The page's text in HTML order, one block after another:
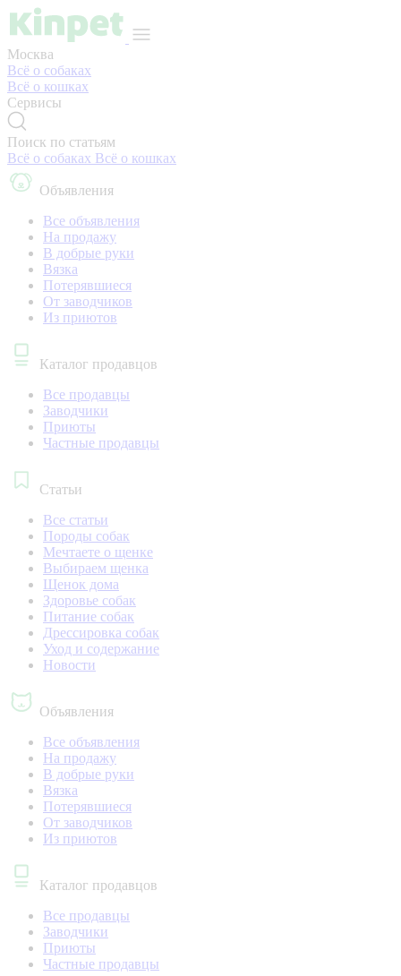
Москва
Всё о собаках
Всё о кошках
Сервисы
Поиск по статьям
Всё о собаках Всё о кошках
Объявления
Все объявления
На продажу
В добрые руки
Вязка
Потерявшиеся
От заводчиков
Из приютов
Каталог продавцов
Все продавцы
Заводчики
Приюты
Частные продавцы
Статьи
Все статьи
Породы собак
Мечтаете о щенке
Выбираем щенка
Щенок дома
Здоровье собак
Питание собак
Дрессировка собак
Уход и содержание
Новости
Объявления
Все объявления
На продажу
В добрые руки
Вязка
Потерявшиеся
От заводчиков
Из приютов
Каталог продавцов
Все продавцы
Заводчики
Приюты
Частные продавцы